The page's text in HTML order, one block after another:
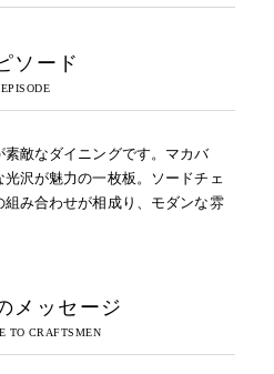
ソード
敵なダイニングです。マカバ
沢が魅力の一枚板。ソードチェ
み合わせが相成り、モダンな雰
メッセージ